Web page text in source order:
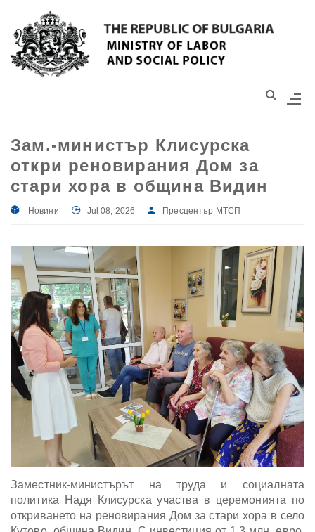
Моля,
обърнете
система
Зам.-министър Клисурска
откри реновирания Дом за
стари хора в община Видин
Новини Jul 08, 2026 Пресцентър МТСП
Заместник-министърът на труда и социалната
политика Надя Клисурска участва в церемонията по
откриването на реновирания Дом за стари хора в село